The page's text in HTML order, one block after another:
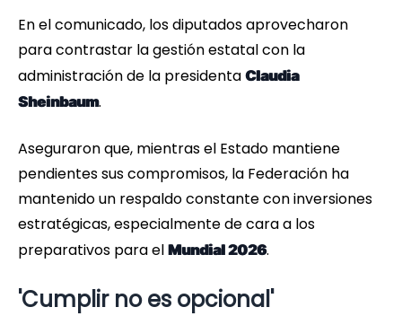
En el comunicado, los diputados aprovecharon
para contrastar la gestión estatal con la
administración de la presidenta Claudia
Sheinbaum.
Aseguraron que, mientras el Estado mantiene
pendientes sus compromisos, la Federación ha
mantenido un respaldo constante con inversiones
estratégicas, especialmente de cara a los
preparativos para el Mundial 2026.
'Cumplir no es opcional'